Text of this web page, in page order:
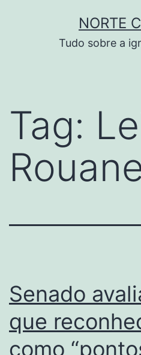
NORTE
Tudo sobre a
Tag:
Senado
que
como